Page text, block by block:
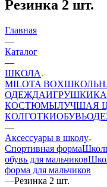
Резинка 2 шт.
Главная
—
Каталог
—
ШКОЛА
MILOTA BOX
ОДЕЖДАИГРУШКИ
КОСТЮМЫЛУЧШАЯ
КОЛГОТКИОБУВЬ
—
Аксессуары в школу
Спортивная форма
обувь для мальчиков
форма для мальчиков
—Резинка 2 шт.